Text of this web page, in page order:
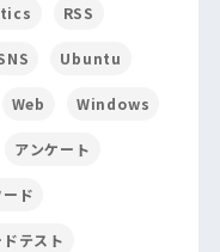
RSS
Ubuntu
Web Windows
アンケート
ド
テスト